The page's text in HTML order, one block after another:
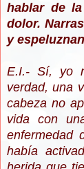
hablar de
dolor.
y
E.I.- Sí, yo
verdad, una
cabeza no
vida con
enfermedad
había